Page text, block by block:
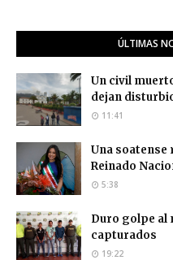
ÚLTIMAS
Un civil
dejan
11:41
Una soatense
Reinado
5:38
Duro golpe al
capturados
19:22